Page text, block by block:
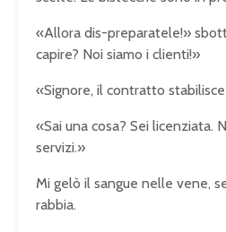
«Allora dis-preparatele!»
capire? Noi siamo i clienti!»
«Signore, il contratto
«Sai una cosa? Sei licenziata.
servizi.»
Mi gelò il sangue nelle vene,
rabbia.